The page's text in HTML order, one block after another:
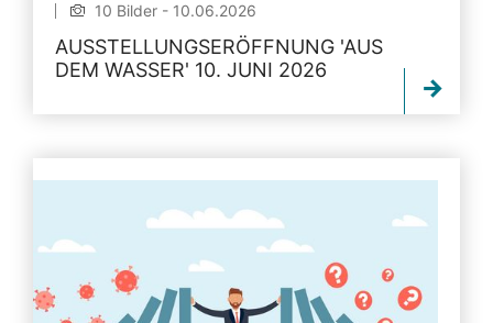
10 Bilder - 10.06.2026
AUSSTELLUNGSERÖFFNUNG 'AUS
DEM WASSER' 10. JUNI 2026